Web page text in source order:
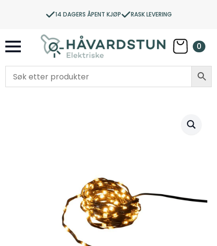
14 DAGERS ÅPENT KJØP RASK LEVERING
0